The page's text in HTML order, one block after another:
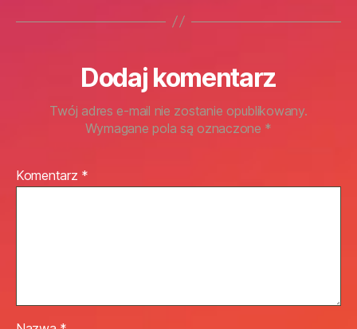
Dodaj komentarz
Twój adres e-mail nie zostanie opublikowany.
Wymagane pola są oznaczone *
Komentarz *